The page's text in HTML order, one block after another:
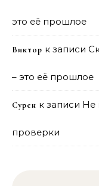
это её прошлое
Виктор к записи
– это её прошлое
Сурен к записи Не
проверки